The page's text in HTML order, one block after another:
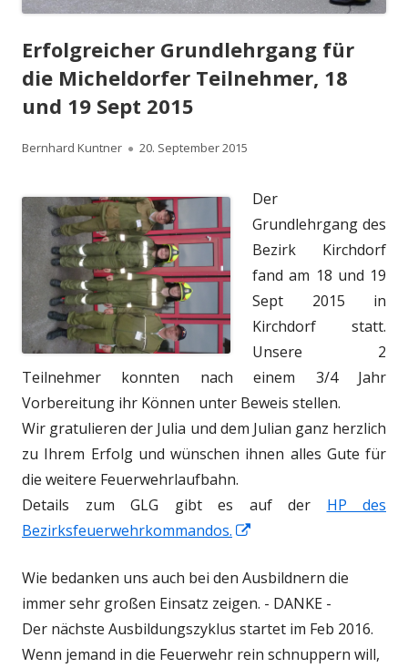
Erfolgreicher Grundlehrgang für
die Micheldorfer Teilnehmer, 18
und 19 Sept 2015
Autor
Bernhard Kuntner
Veröffentlicht
20. September 2015
Der
Grundlehrgang des
Bezirk Kirchdorf
fand am 18 und 19
Sept 2015 in
Kirchdorf statt.
Unsere 2
Teilnehmer konnten nach einem 3/4 Jahr
Vorbereitung ihr Können unter Beweis stellen.
Wir gratulieren der Julia und dem Julian ganz herzlich
zu Ihrem Erfolg und wünschen ihnen alles Gute für
die weitere Feuerwehrlaufbahn.
Details zum GLG gibt es auf der HP des
Bezirksfeuerwehrkommandos.
Fenster
öffnen
Wie bedanken uns auch bei den Ausbildnern die
immer sehr großen Einsatz zeigen. - DANKE -
Der nächste Ausbildungszyklus startet im Feb 2016.
Wenn jemand in die Feuerwehr rein schnuppern will,